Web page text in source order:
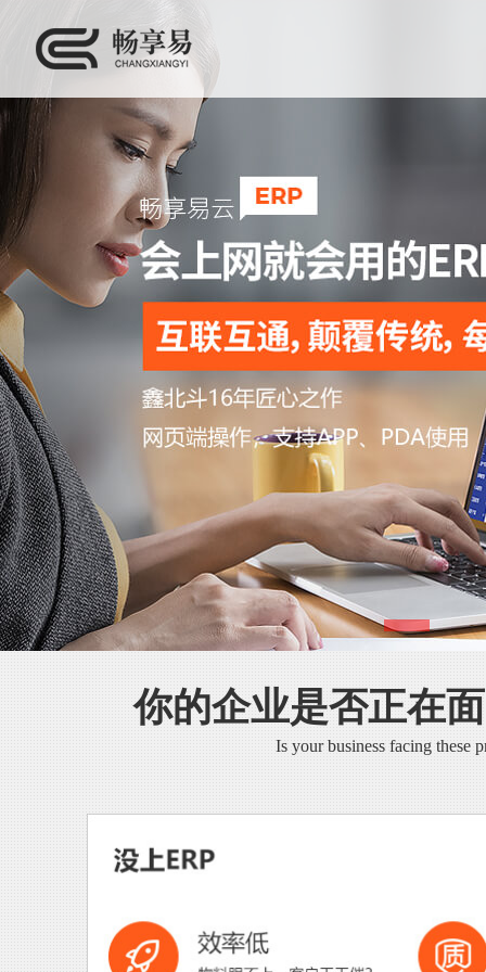
你的企业是否正在
Is your business facing these